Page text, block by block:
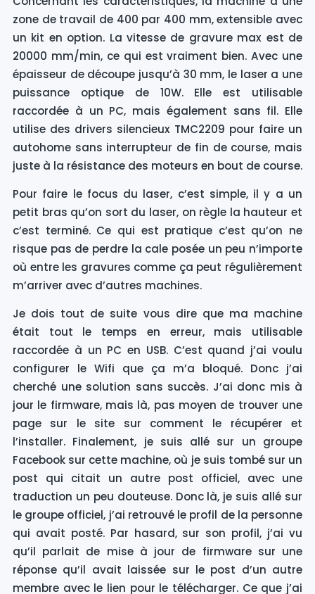
zone de travail de 400 par 400 mm, extensible avec
un kit en option. La vitesse de gravure max est de
20000 mm/min, ce qui est vraiment bien. Avec une
épaisseur de découpe jusqu’à 30 mm, le laser a une
puissance optique de 10W. Elle est utilisable
raccordée à un PC, mais également sans fil. Elle
utilise des drivers silencieux TMC2209 pour faire un
autohome sans interrupteur de fin de course, mais
juste à la résistance des moteurs en bout de course.
Pour faire le focus du laser, c’est simple, il y a un
petit bras qu’on sort du laser, on règle la hauteur et
c’est terminé. Ce qui est pratique c’est qu’on ne
risque pas de perdre la cale posée un peu n’importe
où entre les gravures comme ça peut régulièrement
m’arriver avec d’autres machines.
Je dois tout de suite vous dire que ma machine
était tout le temps en erreur, mais utilisable
raccordée à un PC en USB. C’est quand j’ai voulu
configurer le Wifi que ça m’a bloqué. Donc j’ai
cherché une solution sans succès. J’ai donc mis à
jour le firmware, mais là, pas moyen de trouver une
page sur le site sur comment le récupérer et
l’installer. Finalement, je suis allé sur un groupe
Facebook sur cette machine, où je suis tombé sur un
post qui citait un autre post officiel, avec une
traduction un peu douteuse. Donc là, je suis allé sur
le groupe officiel, j’ai retrouvé le profil de la personne
qui avait posté. Par hasard, sur son profil, j’ai vu
qu’il parlait de mise à jour de firmware sur une
réponse qu’il avait laissée sur le post d’un autre
membre avec le lien pour le télécharger. Ce que j’ai